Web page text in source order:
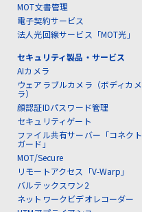
MOT文書管理
電子契約サービス
法人光回線サービス「MOT光」
セキュリティ製品・サービス
AIカメラ
ウェアラブルカメラ（ボディカメ
ラ）
顔認証IDパスワード管理
セキュリティゲート
ファイル共有サーバー「コネクト
ガード」
MOT/Secure
リモートアクセス「V-Warp」
バルテックスワン2
ネットワークビデオレコーダー